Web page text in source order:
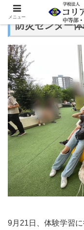
防災センター
9月21日、体験学習
メニュー